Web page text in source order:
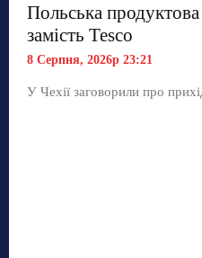
Польська
замість Tesco
8 Серпня, 2026р 23:21
У Чехії заговорили про